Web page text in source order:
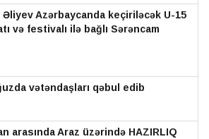
Azərbaycanda keçiriləcək U-15
və festivalı ilə bağlı Sərəncam
vətəndaşları qəbul edib
arasında Araz üzərində HAZIRLIQ